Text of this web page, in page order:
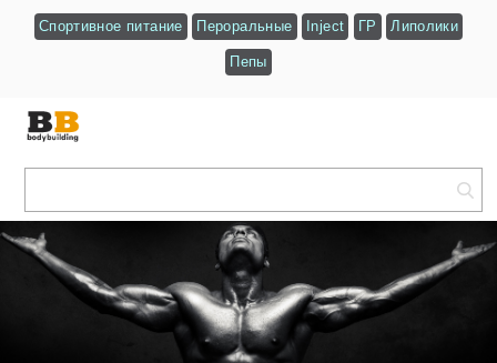
Спортивное питание Пероральные Inject ГР Липолики
Пепы